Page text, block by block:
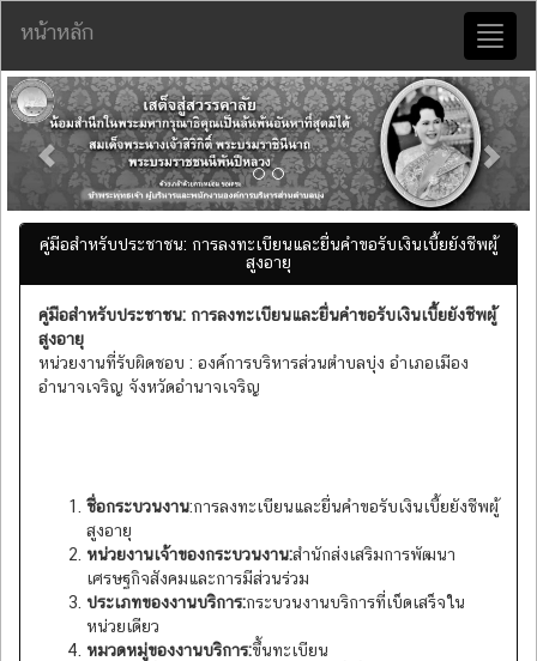
หน้าหลัก
Previous
คู่มือสำหรับประชาชน: การลงทะเบียนและยื่นคำขอรับเงินเบี้ยยังชีพผู้
สูงอายุ
คู่มือสำหรับประชาชน: การลงทะเบียนและยื่นคำขอรับเงินเบี้ยยังชีพผู้
สูงอายุ
หน่วยงานที่รับผิดชอบ : องค์การบริหารส่วนตำบลบุ่ง อำเภอเมือง
อำนาจเจริญ จังหวัดอำนาจเจริญ
ชื่อกระบวนงาน:การลงทะเบียนและยื่นคำขอรับเงินเบี้ยยังชีพผู้
สูงอายุ
หน่วยงานเจ้าของกระบวนงาน:สำนักส่งเสริมการพัฒนา
เศรษฐกิจสังคมและการมีส่วนร่วม
ประเภทของงานบริการ:กระบวนงานบริการที่เบ็ดเสร็จใน
หน่วยเดียว
หมวดหมู่ของงานบริการ:ขึ้นทะเบียน